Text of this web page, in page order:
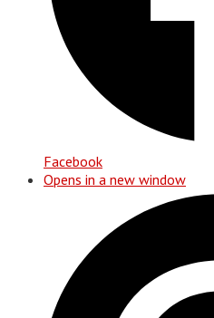
Facebook
Opens in a new window